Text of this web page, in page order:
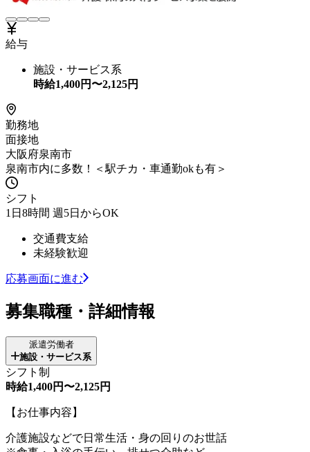
給与
施設・サービス系
時給1,400円〜2,125円
勤務地
面接地
大阪府泉南市
泉南市内に多数！＜駅チカ・車通勤okも有＞
シフト
1日8時間 週5日からOK
交通費支給
未経験歓迎
応募画面に進む
募集職種・詳細情報
派遣労働者
施設・サービス系
シフト制
時給1,400円〜2,125円
【お仕事内容】
介護施設などで日常生活・身の回りのお世話